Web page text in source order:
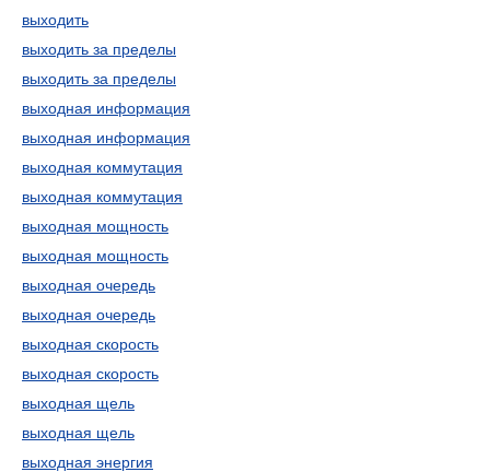
выходить
выходить за пределы
выходить за пределы
выходная информация
выходная информация
выходная коммутация
выходная коммутация
выходная мощность
выходная мощность
выходная очередь
выходная очередь
выходная скорость
выходная скорость
выходная щель
выходная щель
выходная энергия